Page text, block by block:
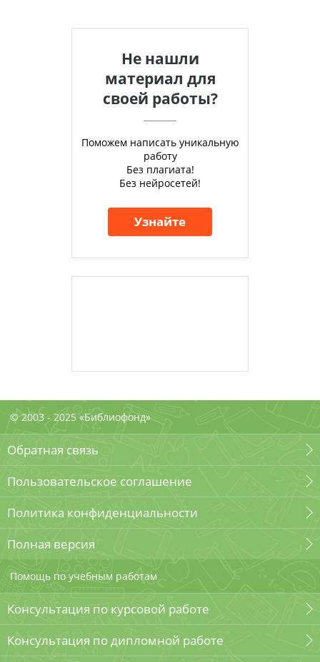
Не нашли
материал для
своей работы?
Поможем написать уникальную
работу
Без плагиата!
Без нейросетей!
Узнайте
© 2003 - 2025 «Библиофонд»
Обратная связь
Пользовательское соглашение
Политика конфиденциальности
Полная версия
Помощь по учебным работам
Консультация по курсовой работе
Консультация по дипломной работе